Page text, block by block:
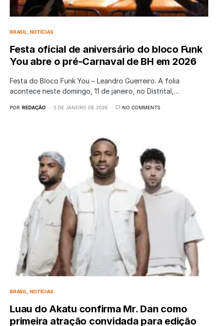
BRASIL NOTÍCIAS
Festa oficial de aniversário do bloco Funk
You abre o pré-Carnaval de BH em 2026
Festa do Bloco Funk You – Leandro Guerreiro. A folia
acontece neste domingo, 11 de janeiro, no Distrital,…
POR REDAÇÃO 5 DE JANEIRO DE 2026 NO COMMENTS
BRASIL NOTÍCIAS
Luau do Akatu confirma Mr. Dan como
primeira atração convidada para edição